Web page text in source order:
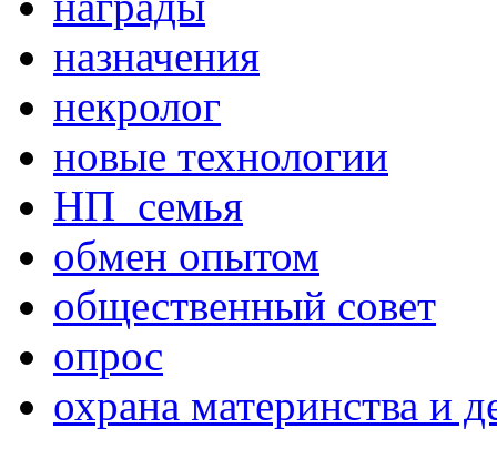
назначения
некролог
новые технологии
НП_семья
обмен опытом
общественный совет
опрос
охрана материнства и